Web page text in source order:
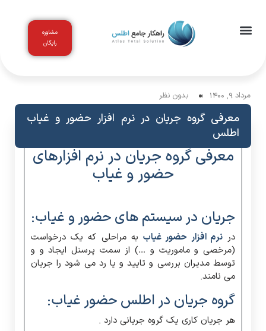
مشاوره
رایگان
مرداد 9, 1400 بدون نظر
معرفی گروه جریان در نرم افزار حضور و غیاب
اطلس
معرفی گروه جریان در نرم افزارهای
حضور و غیاب
جریان در سیستم های حضور و غیاب:
درنرم افزار حضور غیاببه مراحلی که یک درخواست
(مرخصی و ماموریت و …) از سمت پرسنل ایجاد و و
توسط مدیران بررسی و تایید و یا رد می شود را جریان
می نامند.
گروه جریان در اطلس حضور غیاب:
هر جریان کاری یک گروه جریانی دارد .